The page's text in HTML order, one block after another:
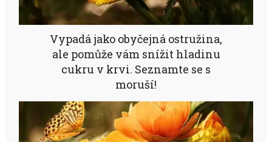
Vypadá jako obyčejná ostružina,
ale pomůže vám snížit hladinu
cukru v krvi. Seznamte se s
moruší!